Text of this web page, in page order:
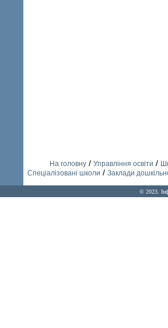
На головну/ Управління освіти /
Спеціалізовані школи / Заклади
© 2023.